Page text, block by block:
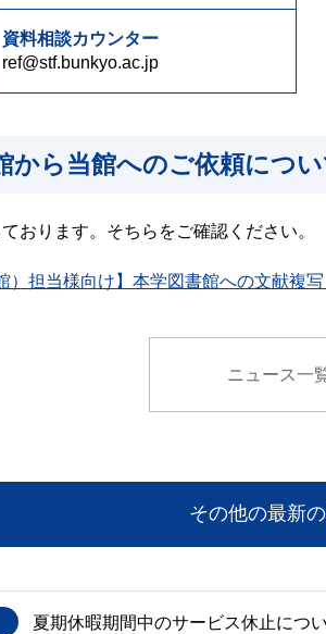
資料相談カウンター
ref@stf.bunkyo.ac.jp
から当館へのご依頼につ
おります。そちらをご確認ください。
担当様向け】本学図書館への文献複
ニュース一
その他の最新
夏期休暇期間中のサービス休止につ